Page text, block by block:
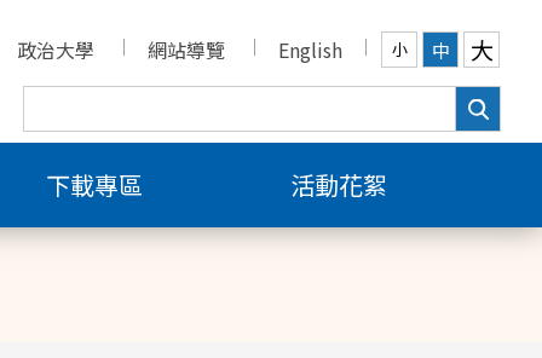
政治大學 網站導覽 English 小 中 大
下載專區 活動花絮